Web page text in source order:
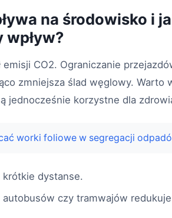
na środowisko i
CO2. Ograniczanie
zmniejsza ślad węglowy. Warto
jednocześnie korzystne dla
worki foliowe w segregacji
dystanse.
autobusów czy tramwajów